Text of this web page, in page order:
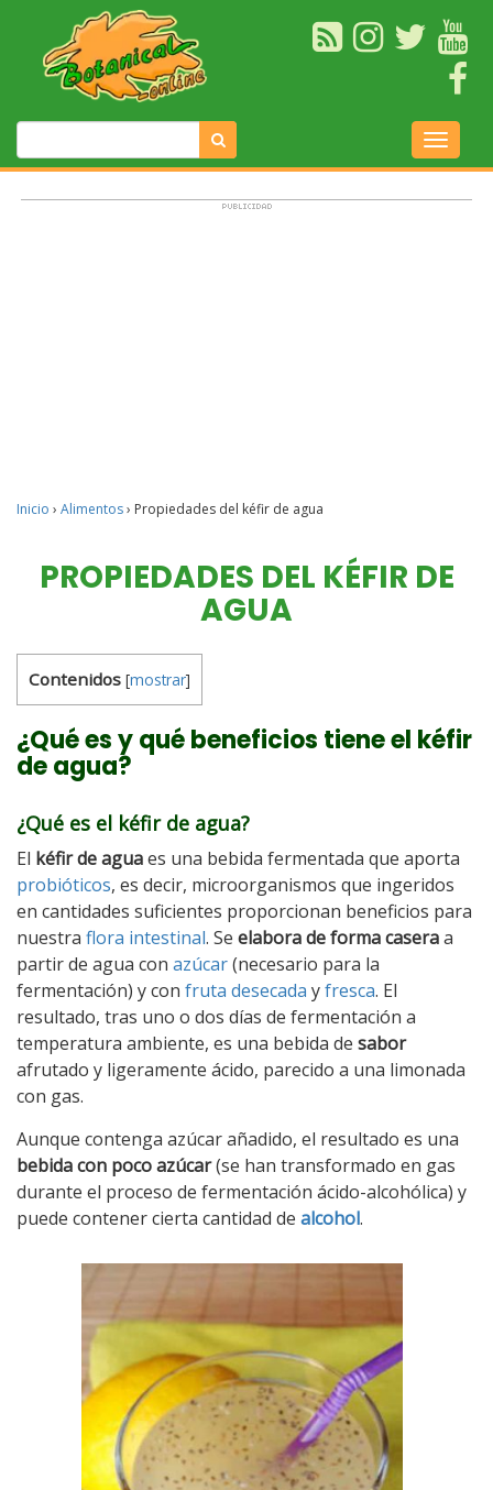
Inicio › Alimentos› Propiedades del kéfir de agua
PROPIEDADES DEL KÉFIR DE
AGUA
Contenidos [mostrar]
¿Qué es y qué beneficios tiene el kéfir
de agua?
¿Qué es el kéfir de agua?
El kéfir de aguaes una bebida fermentada que aporta
probióticos, es decir, microorganismos que ingeridos
en cantidades suficientes proporcionan beneficios para
nuestra flora intestinal. Se elabora de forma caseraa
partir de agua con azúcar(necesario para la
fermentación) y con fruta desecada yfresca. El
resultado, tras uno o dos días de fermentación a
temperatura ambiente, es una bebida de sabor
afrutado y ligeramente ácido, parecido a una limonada
con gas.
Aunque contenga azúcar añadido, el resultado es una
bebida con poco azúcar(se han transformado en gas
durante el proceso de fermentación ácido-alcohólica) y
puede contener cierta cantidad de alcohol.